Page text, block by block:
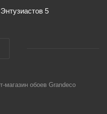
5
магазин обоев Grandeco